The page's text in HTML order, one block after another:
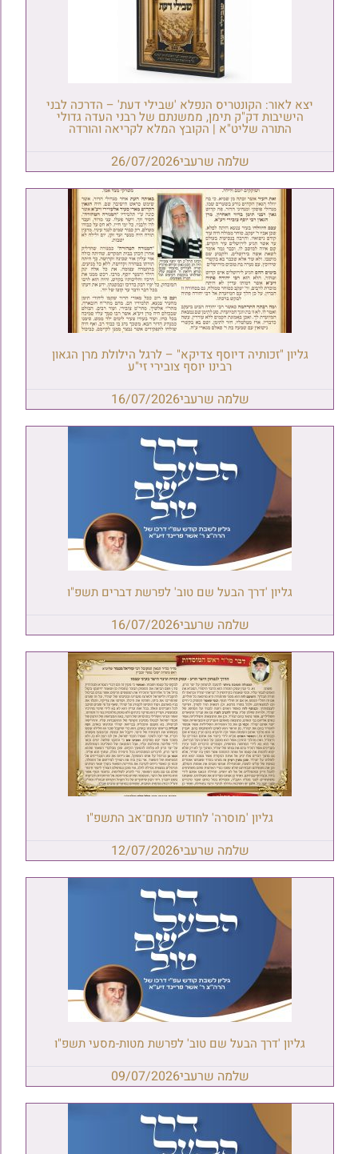
יצא לאור: הקונטריס הנפלא 'שבילי דעת' – הדרכה לבני
הישיבות דק"ק תימן, ממשנתם של רבני העדה גדולי
התורה שליט"א | הקובץ המלא לקריאה והורדה
שלמה שרעבי26/07/2026
גליון "זכותיה דיוסף צדיקא" – לרגל הילולת מרן הגאון
רבינו יוסף צובירי זי"ע
שלמה שרעבי16/07/2026
גליון 'דרך הבעל שם טוב' לפרשת דברים תשפ"ו
שלמה שרעבי16/07/2026
גליון 'מוסרה' לחודש מנחם־אב התשפ"ו
שלמה שרעבי12/07/2026
גליון 'דרך הבעל שם טוב' לפרשת מטות-מסעי תשפ"ו
שלמה שרעבי09/07/2026